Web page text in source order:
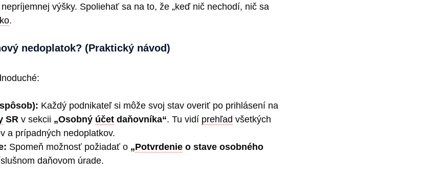
výšky. Spoliehať sa na to, že „keď nič nechodí, nič sa
.
nedoplatok? (Praktický návod)
Každý podnikateľ si môže svoj stav overiť po prihlásení na
SR v sekcii „Osobný účet daňovníka“. Tu vidí prehľad všetkých
a prípadných nedoplatkov.
Spomeň možnosť požiadať o „Potvrdenie o stave osobného
daňovom úrade.